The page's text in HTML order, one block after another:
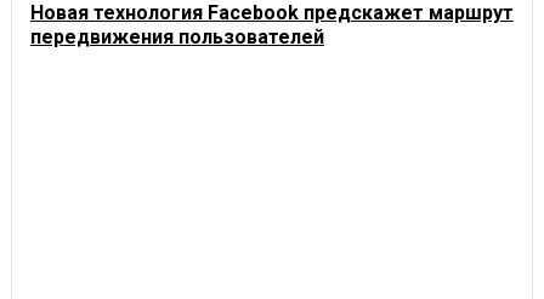
Новая технология Facebook предскажет маршрут
передвижения пользователей